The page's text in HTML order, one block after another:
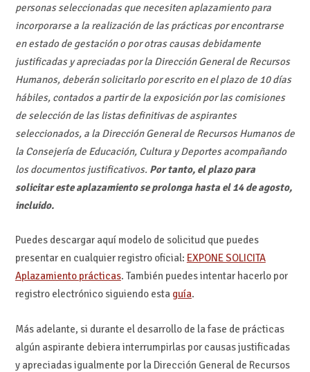
personas seleccionadas que necesiten aplazamiento para
incorporarse a la realización de las prácticas por encontrarse
en estado de gestación o por otras causas debidamente
justificadas y apreciadas por la Dirección General de Recursos
Humanos, deberán solicitarlo por escrito en el plazo de 10 días
hábiles, contados a partir de la exposición por las comisiones
de selección de las listas definitivas de aspirantes
seleccionados, a la Dirección General de Recursos Humanos de
la Consejería de Educación, Cultura y Deportes acompañando
los documentos justificativos. Por tanto, el plazo para
solicitar este aplazamiento se prolonga hasta el 14 de agosto,
incluido.
Puedes descargar aquí modelo de solicitud que puedes
presentar en cualquier registro oficial: EXPONE SOLICITA
Aplazamiento prácticas. También puedes intentar hacerlo por
registro electrónico siguiendo esta guía.
Más adelante, si durante el desarrollo de la fase de prácticas
algún aspirante debiera interrumpirlas por causas justificadas
y apreciadas igualmente por la Dirección General de Recursos